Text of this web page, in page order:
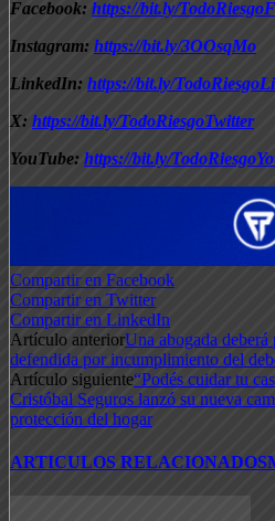
Facebook: https://bit.ly/
Instagram: https://bit.ly/3OOsqMo
LinkedIn: https://bit.ly/
X: https://bit.ly/TodoRiesgoTwitter
YouTube: https://bit.ly/
Compartir en Facebook
Compartir en Twitter
Compartir en LinkedIn
Artículo anteriorUna abogada
defendida por incumplimiento del
Artículo siguiente“Podés cuidar tu
Cristóbal Seguros lanzó su nueva
protección del hogar
ARTICULOS RELACIONADOS